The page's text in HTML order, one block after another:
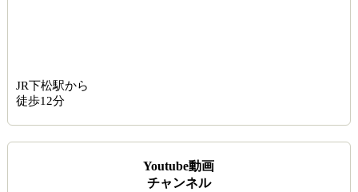
JR下松駅から
徒歩12分
Youtube動画
チャンネル